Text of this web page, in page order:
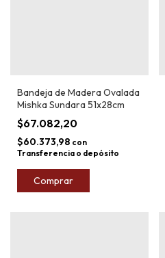
Bandeja de Madera Ovalada
Mishka Sundara 51x28cm
$67.082,20
$60.373,98 con
Transferencia o depósito